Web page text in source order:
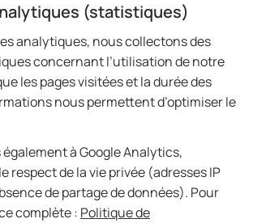
(statistiques)
analytiques, nous collectons des
concernant l’utilisation de notre
les pages visitées et la durée des
nous permettent d’optimiser le
à Google Analytics,
respect de la vie privée (adresses IP
de partage de données). Pour
complète : Politique de